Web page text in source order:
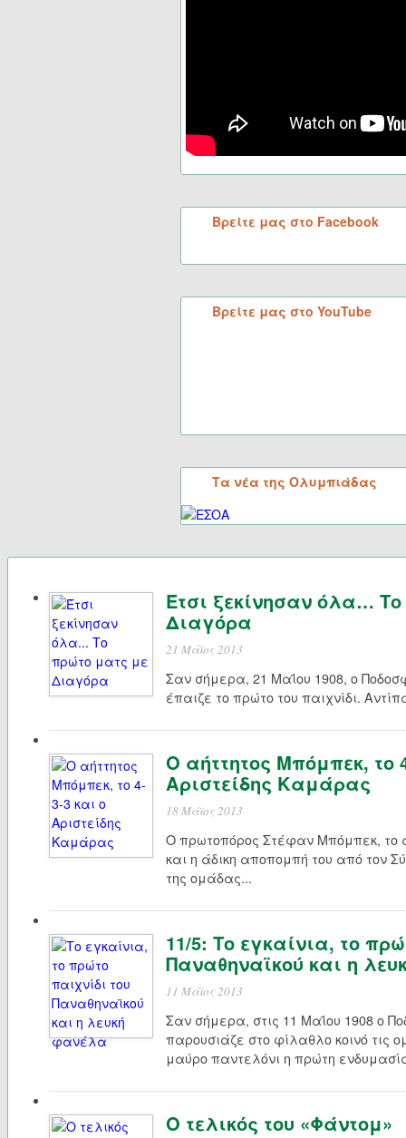
Βρείτε μας στο Facebook
Βρείτε μας στο YouTube
Τα νέα της Ολυμπιάδας
Έτσι ξεκίνησαν όλα…
Διαγόρα
21 Μάϊος 2013
Σαν σήμερα, 21 Μαΐου 1908, ο
έπαιζε το πρώτο του παιχνίδι.
Ο αήττητος Μπόμπεκ, το
Αριστείδης Καμάρας
18 Μάϊος 2013
Ο πρωτοπόρος Στέφαν Μπόμπεκ, το
και η άδικη αποπομπή του από τον
της ομάδας...
11/5: Το εγκαίνια, το
Παναθηναϊκού και η
11 Μάϊος 2013
Σαν σήμερα, στις 11 Μαΐου 1908 ο
παρουσιάζε στο φίλαθλο κοινό τις
μαύρο παντελόνι η πρώτη
Ο τελικός του «Φάντομ»